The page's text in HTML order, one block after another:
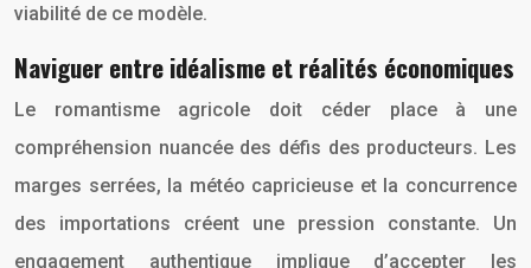
viabilité de ce modèle.
Naviguer entre idéalisme et réalités économiques
Le romantisme agricole doit céder place à une
compréhension nuancée des défis des producteurs. Les
marges serrées, la météo capricieuse et la concurrence
des importations créent une pression constante. Un
engagement authentique implique d’accepter les